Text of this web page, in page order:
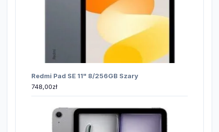
Redmi Pad SE 11" 8/256GB Szary
748,00zł